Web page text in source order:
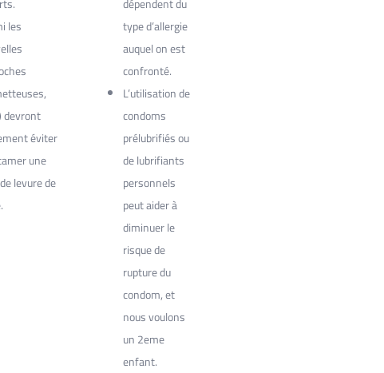
les
devront
éviter
une
levure de
type d’allergie
auquel on est
confronté.
L’utilisation de
condoms
prélubrifiés ou
de lubrifiants
personnels
peut aider à
diminuer le
risque de
rupture du
condom, et
nous voulons
un 2eme
enfant.